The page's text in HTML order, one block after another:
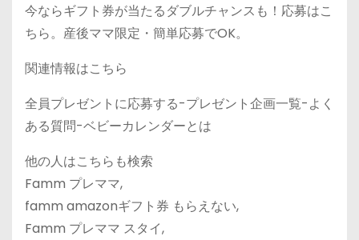
今ならギフト券が当たるダブルチャンスも！応募はこ
ちら。産後ママ限定・簡単応募でOK。
関連情報はこちら
全員プレゼントに応募する-プレゼント企画一覧-よく
ある質問-ベビーカレンダーとは
他の人はこちらも検索
Famm プレママ,
famm amazonギフト券 もらえない,
Famm プレママ スタイ,